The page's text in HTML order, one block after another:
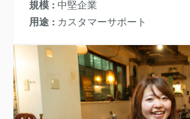
規模
中堅企業
用途
カスタマーサポート